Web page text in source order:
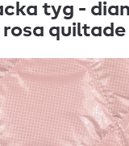
tyg -
quiltade